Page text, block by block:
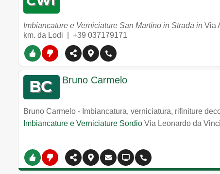
Imbiancature e Verniciature San Martino in Strada in Via
km. da Lodi | +39 037179171
Bruno Carmelo
Bruno Carmelo - Imbiancatura, verniciatura, rifiniture
Imbiancature e Verniciature Sordio Via Leonardo da